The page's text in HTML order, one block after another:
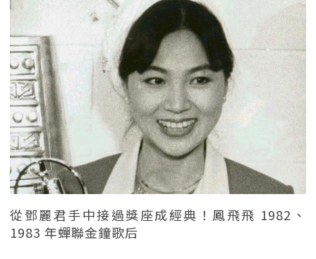
從鄧麗君手中接過獎座成經典！鳳飛飛 1982、
1983 年蟬聯金鐘歌后